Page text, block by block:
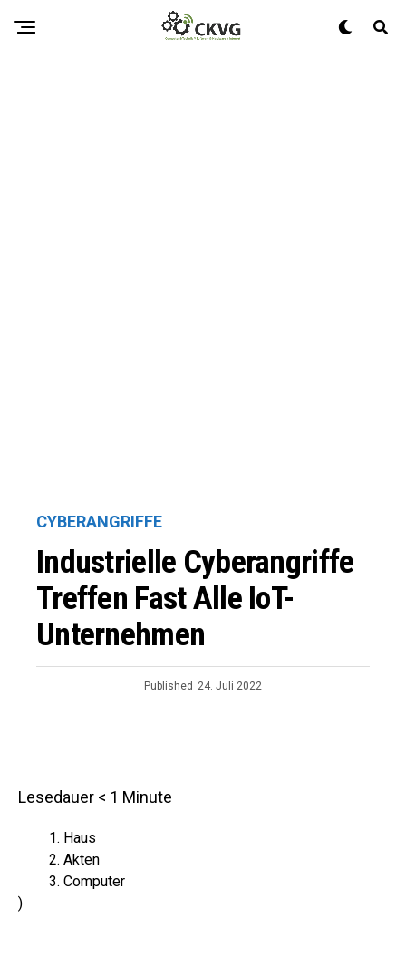
CYBERANGRIFFE
Industrielle Cyberangriffe
Treffen Fast Alle IoT-
Unternehmen
Published 24. Juli 2022
Lesedauer < 1 Minute
Haus
Akten
Computer
)